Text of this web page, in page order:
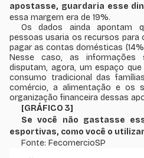
apostasse, guardaria esse
essa margem era de 19%.
Os dados ainda apontam
pessoas usaria os recursos para
pagar as contas domésticas
Nesse caso, as informações
disputam, agora, um espaço
consumo tradicional das
comércio, a alimentação e os
organização financeira dessas
[GRÁFICO 3]
Se você não gastasse
esportivas, como você o
Fonte: FecomercioSP